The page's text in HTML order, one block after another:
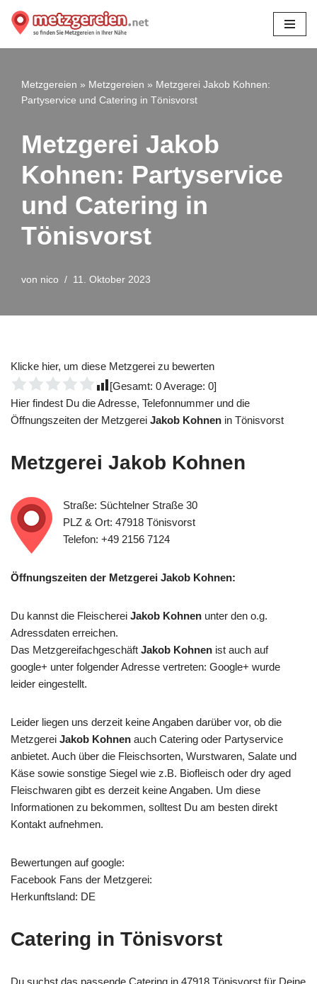
Zum
Metzgereien » Metzgereien » Metzgerei Jakob Kohnen:
Partyservice und Catering in Tönisvorst
Metzgerei Jakob
Kohnen: Partyservice
und Catering in
Tönisvorst
von nico 11. Oktober 2023
Klicke hier, um diese Metzgerei zu bewerten
[Gesamt: 0Average: 0]
Hier findest Du die Adresse, Telefonnummer und die
Öffnungszeiten der Metzgerei Jakob Kohnen in Tönisvorst
Metzgerei Jakob Kohnen
Straße: Süchtelner Straße 30
PLZ & Ort: 47918 Tönisvorst
Telefon: +49 2156 7124
Öffnungszeiten der Metzgerei Jakob Kohnen:
Du kannst die Fleischerei Jakob Kohnen unter den o.g.
Adressdaten erreichen.
Das Metzgereifachgeschäft Jakob Kohnen ist auch auf
google+ unter folgender Adresse vertreten: Google+ wurde
leider eingestellt.
Leider liegen uns derzeit keine Angaben darüber vor, ob die
Metzgerei Jakob Kohnen auch Catering oder Partyservice
anbietet. Auch über die Fleischsorten, Wurstwaren, Salate und
Käse sowie sonstige Siegel wie z.B. Biofleisch oder dry aged
Fleischwaren gibt es derzeit keine Angaben. Um diese
Informationen zu bekommen, solltest Du am besten direkt
Kontakt aufnehmen.
Bewertungen auf google:
Facebook Fans der Metzgerei:
Herkunftsland: DE
Catering in Tönisvorst
Du suchst das passende Catering in 47918 Tönisvorst für Deine